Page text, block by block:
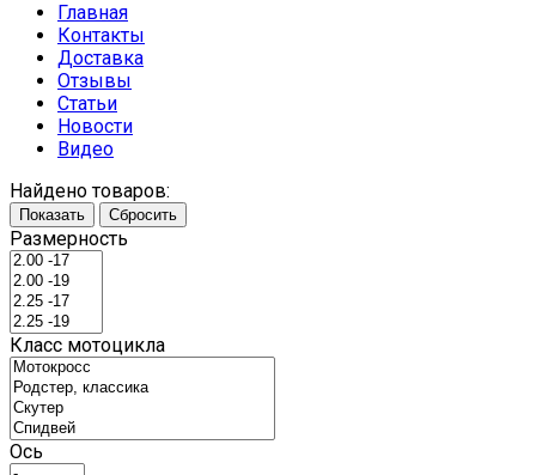
Главная
Контакты
Доставка
Отзывы
Статьи
Новости
Видео
Найдено товаров:
Показать Сбросить
Размерность
Класс мотоцикла
Ось